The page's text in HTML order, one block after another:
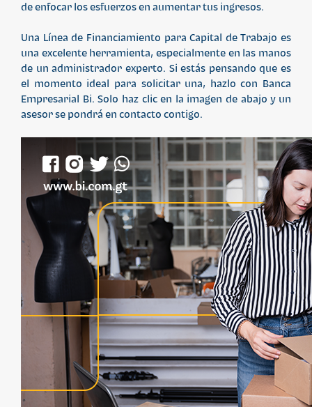
de enfocar los esfuerzos en aumentar tus ingresos.
Una Línea de Financiamiento para Capital de Trabajo es
una excelente herramienta, especialmente en las manos
de un administrador experto. Si estás pensando que es
el momento ideal para solicitar una, hazlo con Banca
Empresarial Bi. Solo haz clic en la imagen de abajo y un
asesor se pondrá en contacto contigo.